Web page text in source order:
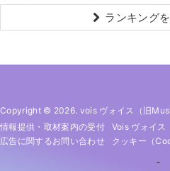
ランキング
Copyright © 2026. vois ヴォイス（旧
情報提供・取材案内の受付
Vois ヴォイ
広告に関するお問い合わせ
クッキー（
-